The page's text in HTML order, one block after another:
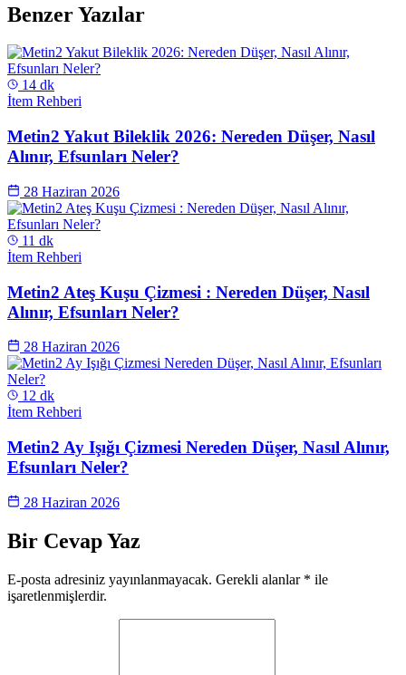
Benzer Yazılar
14 dk
İtem Rehberi
Metin2 Yakut Bileklik 2026: Nereden Düşer, Nasıl
Alınır, Efsunları Neler?
28 Haziran 2026
11 dk
İtem Rehberi
Metin2 Ateş Kuşu Çizmesi : Nereden Düşer, Nasıl
Alınır, Efsunları Neler?
28 Haziran 2026
12 dk
İtem Rehberi
Metin2 Ay Işığı Çizmesi Nereden Düşer, Nasıl Alınır,
Efsunları Neler?
28 Haziran 2026
Bir Cevap Yaz
E-posta adresiniz yayınlanmayacak. Gerekli alanlar * ile
işaretlenmişlerdir.